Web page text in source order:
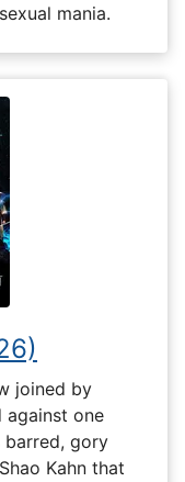
mania.
joined by
one
barred, gory
Kahn that